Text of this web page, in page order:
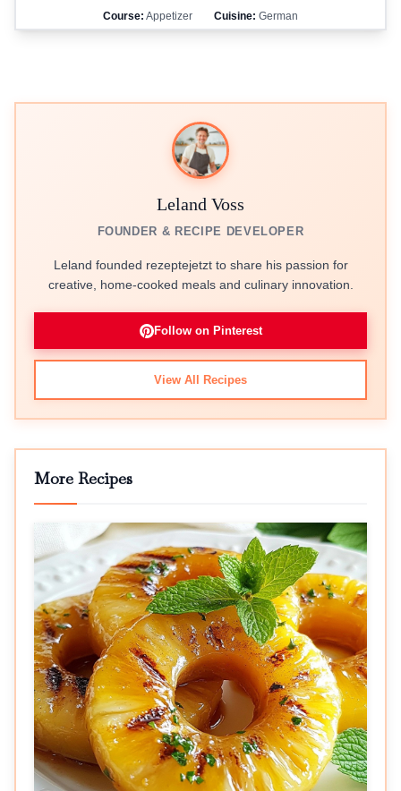
Course: Appetizer Cuisine: German
Leland Voss
FOUNDER & RECIPE DEVELOPER
Leland founded rezeptejetzt to share his passion for
creative, home-cooked meals and culinary innovation.
Follow on Pinterest
View All Recipes
More Recipes